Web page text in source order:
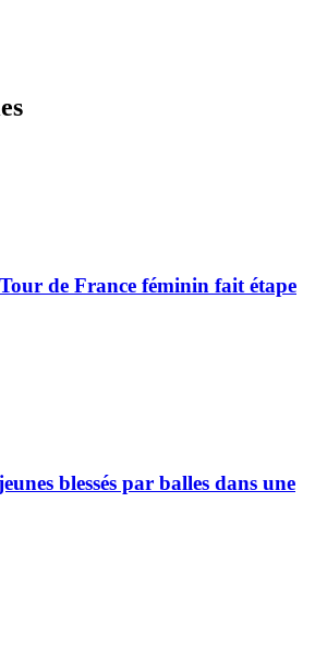
de France féminin fait étape
blessés par balles dans une